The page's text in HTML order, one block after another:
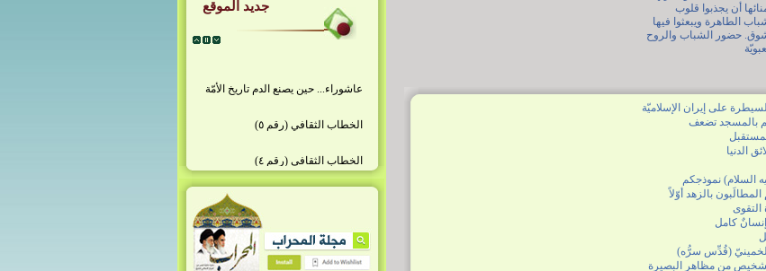
أن يجذبوا قلوب
الطاهرة ويبعثوا فيها
حضور الشباب والروح
على إيران الإسلاميّة
بالمسجد تضعف
الدنيا
السلام) نموذجكم
بالزهد أوّلاً
التقوى
كامل
الخمينيّ (قُدِّس سرُّه)
من مظاهر البصيرة
جديد الموقع
عاشوراء... حين يصنع الدم تاريخ الأمّة
الخطاب الثقافي (رقم ٣)
الخطاب الثقافي (رقم ١)